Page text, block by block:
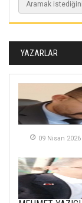
YAZARLAR
09 Nisan 2026